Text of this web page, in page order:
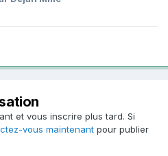
et vous inscrire plus tard. Si
vous maintenant pour publier